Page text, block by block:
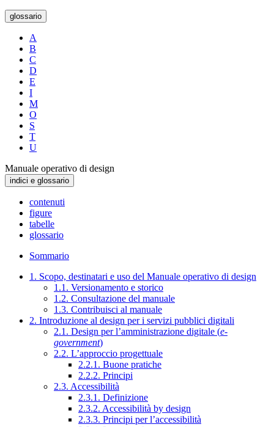
glossario
A
B
C
D
E
I
M
O
S
T
U
Manuale operativo di design
indici e glossario
contenuti
figure
tabelle
glossario
Sommario
1. Scopo, destinatari e uso del Manuale operativo di design
1.1. Versionamento e storico
1.2. Consultazione del manuale
1.3. Contribuisci al manuale
2. Introduzione al design per i servizi pubblici digitali
2.1. Design per l’amministrazione digitale (e-
government)
2.2. L’approccio progettuale
2.2.1. Buone pratiche
2.2.2. Principi
2.3. Accessibilità
2.3.1. Definizione
2.3.2. Accessibilità by design
2.3.3. Principi per l’accessibilità